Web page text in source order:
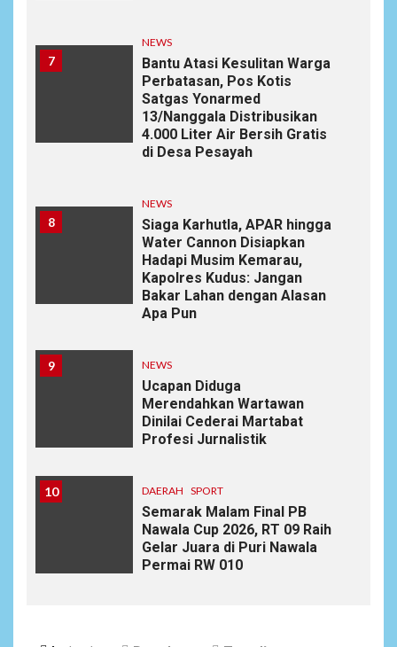
7
NEWS
Bantu Atasi Kesulitan Warga
Perbatasan, Pos Kotis
Satgas Yonarmed
13/Nanggala Distribusikan
4.000 Liter Air Bersih Gratis
di Desa Pesayah
8
NEWS
Siaga Karhutla, APAR hingga
Water Cannon Disiapkan
Hadapi Musim Kemarau,
Kapolres Kudus: Jangan
Bakar Lahan dengan Alasan
Apa Pun
9 NEWS
Ucapan Diduga
Merendahkan Wartawan
Dinilai Cederai Martabat
Profesi Jurnalistik
10 DAERAH SPORT
Semarak Malam Final PB
Nawala Cup 2026, RT 09 Raih
Gelar Juara di Puri Nawala
Permai RW 010